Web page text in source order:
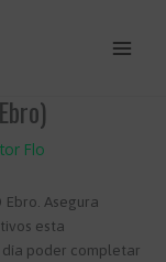
Flo
Asegura
esta
poder completar